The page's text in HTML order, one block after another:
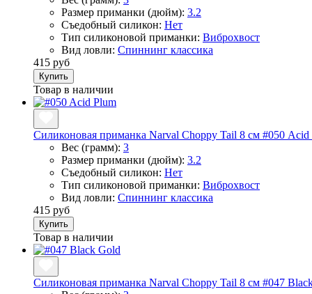
Размер приманки (дюйм): 3.2
Съедобный силикон: Нет
Тип силиконовой приманки: Виброхвост
Вид ловли: Спиннинг классика
415 руб
Купить
Товар в наличии
Силиконовая приманка Narval Choppy Tail 8 см #050 Acid
Вес (грамм): 3
Размер приманки (дюйм): 3.2
Съедобный силикон: Нет
Тип силиконовой приманки: Виброхвост
Вид ловли: Спиннинг классика
415 руб
Купить
Товар в наличии
Силиконовая приманка Narval Choppy Tail 8 см #047